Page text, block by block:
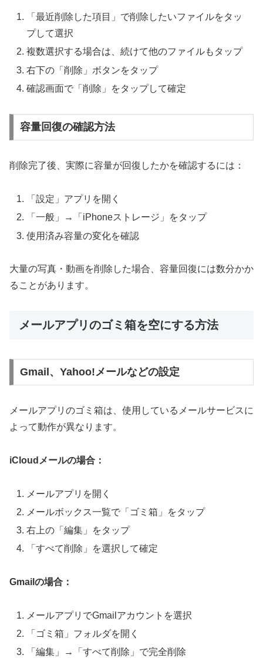
「最近削除した項目」で削除したいファイルをタッ
プして選択
複数選択する場合は、続けて他のファイルもタップ
右下の「削除」ボタンをタップ
確認画面で「削除」をタップして確定
容量回復の確認方法
削除完了後、実際に容量が回復したかを確認するには：
「設定」アプリを開く
「一般」→「iPhoneストレージ」をタップ
使用済み容量の変化を確認
大量の写真・動画を削除した場合、容量回復には数分かか
ることがあります。
メールアプリのゴミ箱を空にする方法
Gmail、Yahoo!メールなどの設定
メールアプリのゴミ箱は、使用しているメールサービスに
よって動作が異なります。
iCloudメールの場合：
メールアプリを開く
メールボックス一覧で「ゴミ箱」をタップ
右上の「編集」をタップ
「すべて削除」を選択して確定
Gmailの場合：
メールアプリでGmailアカウントを選択
「ゴミ箱」フォルダを開く
「編集」→「すべて削除」で完全削除